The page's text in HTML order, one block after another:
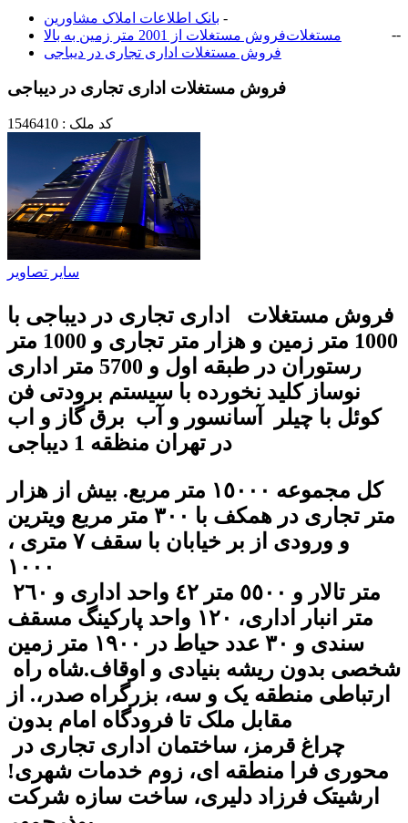
بانک اطلاعات املاک مشاورين -
مستغلات
- فروش مستغلات از 2001 متر زمین به بالا
-
فروش مستغلات اداری تجاری در دیباجی
فروش مستغلات اداری تجاری در دیباجی
کد ملک : 1546410
سایر تصاویر
فروش مستغلات اداری تجاری در دیباجی با
1000 متر زمین و هزار متر تجاری و 1000 متر
رستوران در طبقه اول و 5700 متر اداری
نوساز کلید نخورده با سیستم برودتی فن
کوئل با چیلر آسانسور و آب برق گاز و اب
در تهران منظقه 1 دیباجی
کل مجموعه ١٥٠٠٠ متر مربع. بیش از هزار
متر تجارى در همکف با ٣٠٠ متر مربع ویترین
و ورودى از بر خیابان با سقف ٧ مترى ،
١٠٠٠
متر انبار ادارى، ١٢٠ واحد پارکینگ مسقف
سندى و ٣٠ عدد حیاط در ١٩٠٠ متر زمین
ارتباطى منطقه یک و سه، بزرگراه صدر،. از
مقابل ملک تا فرودگاه امام بدون
محورى فرا منطقه اى، زوم خدمات شهرى!
ارشیتک فرزاد دلیرى، ساخت سازه شرکت